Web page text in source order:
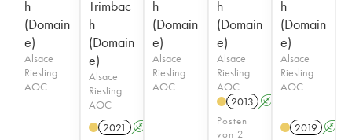
h
(Domain
e)
Alsace
Riesling
AOC
Trimbac
h
(Domain
e)
Alsace
Riesling
AOC
2021 A
h
(Domain
e)
Alsace
Riesling
AOC
h
(Domain
e)
Alsace
Riesling
AOC
2013 A
Posten
von 2
h
(Domain
e)
Alsace
Riesling
AOC
2019 A